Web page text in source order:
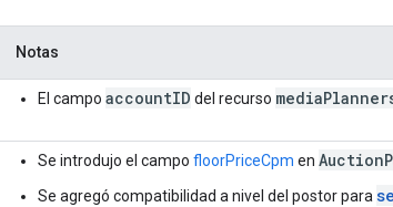
Notas
El campo accountID del recurso
Se introdujo el campo floorPriceCpm en
Se agregó compatibilidad a nivel del postor para